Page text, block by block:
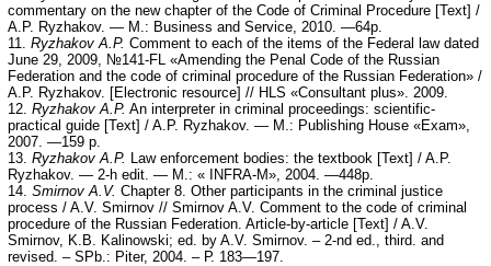
commentary on the new chapter of the Code of Criminal Procedure [Text] /
A.P. Ryzhakov. — М.: Business and Service, 2010. —64р.
11. Ryzhakov A.P. Comment to each of the items of the Federal law dated
June 29, 2009, №141-FL «Amending the Penal Code of the Russian
Federation and the code of criminal procedure of the Russian Federation» /
A.P. Ryzhakov. [Electronic resource] // HLS «Consultant plus». 2009.
12. Ryzhakov A.P. An interpreter in criminal proceedings: scientific-
practical guide [Text] / A.P. Ryzhakov. — М.: Publishing House «Exam»,
2007. —159 р.
13. Ryzhakov A.P. Law enforcement bodies: the textbook [Text] / A.P.
Ryzhakov. — 2-h edit. — М.: « INFRA-M», 2004. —448р.
14. Smirnov A.V. Chapter 8. Other participants in the criminal justice
process / A.V. Smirnov // Smirnov A.V. Comment to the code of criminal
procedure of the Russian Federation. Article-by-article [Text] / A.V.
Smirnov, K.B. Kalinowski; ed. by A.V. Smirnov. – 2-nd ed., third. and
revised. – SРb.: Piter, 2004. – Р. 183—197.